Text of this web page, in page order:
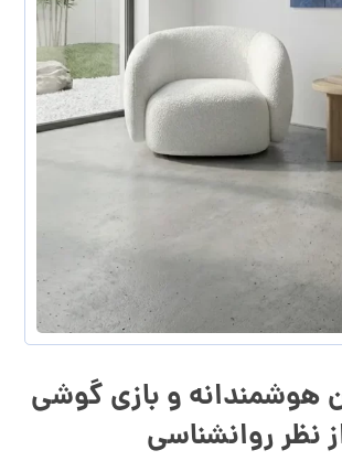
هوشمندانه و بازی گوشی
نظر روانشناسی